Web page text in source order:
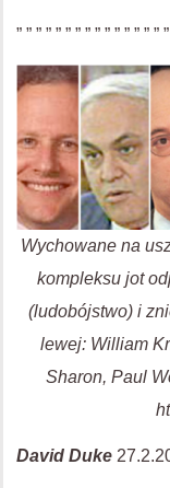
” ” ” ” ” ” ” ” ” ” ” ” ” ” ”
Wychowane na
kompleksu jot
(ludobójstwo) i
lewej: William
Sharon, Paul
David Duke